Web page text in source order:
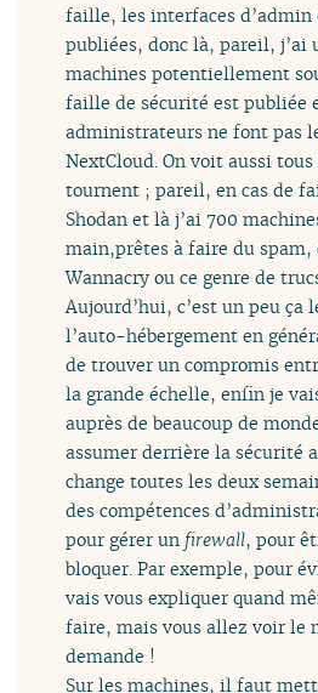
faille, les interfaces d’admin
publiées, donc là, pareil, j’ai
machines potentiellement
faille de sécurité est publiée
administrateurs ne font pas
NextCloud. On voit aussi
tournent ; pareil, en cas de
Shodan et là j’ai 700
main,prêtes à faire du spam,
Wannacry ou ce genre de
Aujourd’hui, c’est un peu ça
l’auto-hébergement en
de trouver un compromis
la grande échelle, enfin je
auprès de beaucoup de
assumer derrière la sécurité
change toutes les deux
des compétences
pour gérer un firewall, pour
bloquer. Par exemple, pour
vais vous expliquer quand
faire, mais vous allez voir le
demande !
Sur les machines, il faut